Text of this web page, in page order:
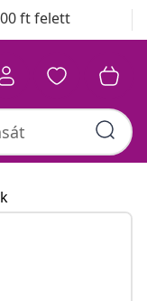
ft felett